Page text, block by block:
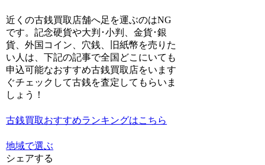
近くの古銭買取店舗へ足を運ぶのはNG
です。記念硬貨や大判･小判、金貨･銀
貨、外国コイン、穴銭、旧紙幣を売りた
い人は、下記の記事で全国どこにいても
申込可能なおすすめ古銭買取店をいます
ぐチェックして古銭を査定してもらいま
しょう！
古銭買取おすすめランキングはこちら
地域で選ぶ
シェアする